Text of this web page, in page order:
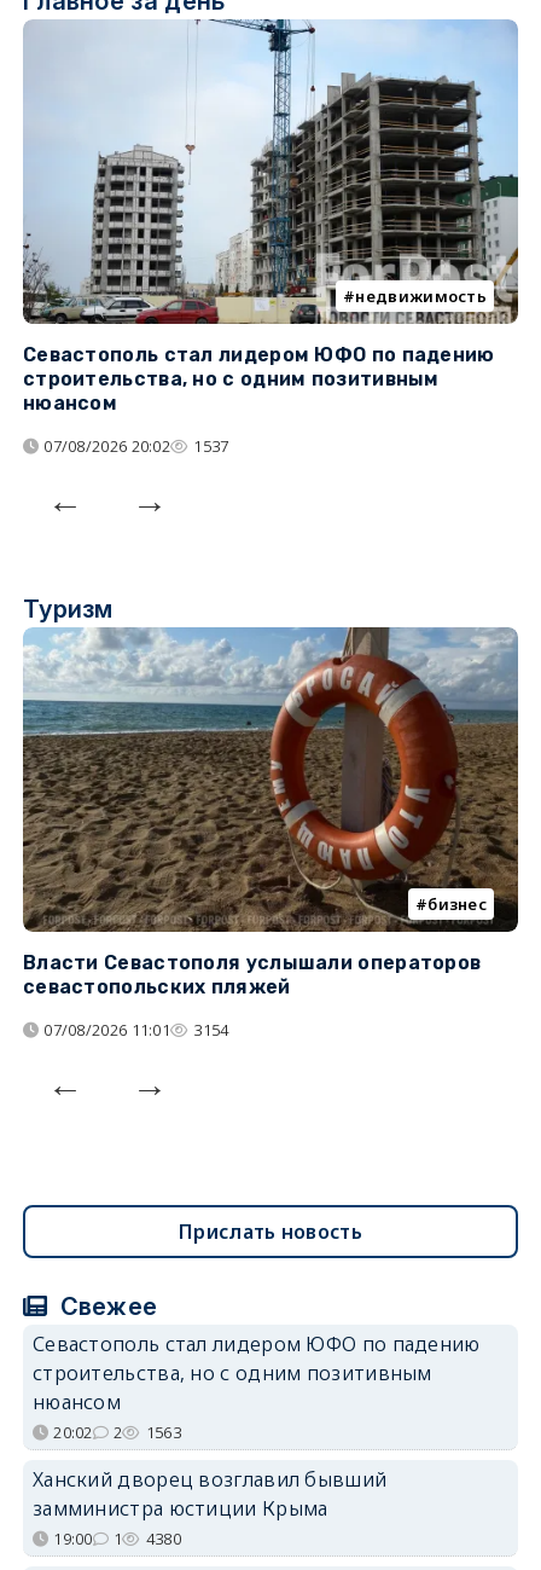
недвижимость
Севастополь стал лидером ЮФО по падению
строительства, но с одним позитивным
нюансом
07/08/2026 20:02 1537
Туризм
бизнес
Власти Севастополя услышали операторов
севастопольских пляжей
07/08/2026 11:01 3154
Прислать новость
Свежее
Севастополь стал лидером ЮФО по падению
строительства, но с одним позитивным
нюансом
20:02 2 1563
Ханский дворец возглавил бывший
замминистра юстиции Крыма
19:00 1 4380